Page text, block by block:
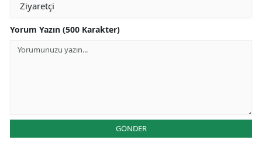
Yorum Yazın (500 Karakter)
GÖNDER